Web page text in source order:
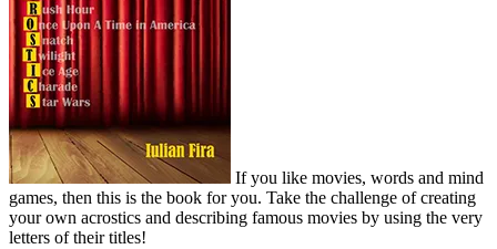
If you like movies, words and mind
games, then this is the book for you. Take the challenge of creating
your own acrostics and describing famous movies by using the very
letters of their titles!